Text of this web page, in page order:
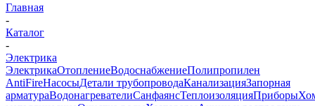
Главная
-
Каталог
-
Электрика
ЭлектрикаОтоплениеВодоснабжениеПолипропилен
AntiFireНасосыДетали трубопроводаКанализацияЗапорная
арматураВодонагревателиСанфаянсТеплоизоляцияПриборы